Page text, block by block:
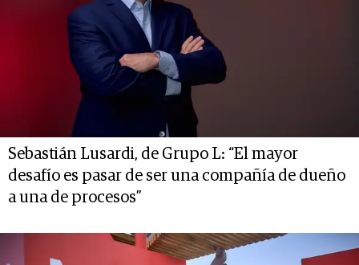
Sebastián Lusardi, de Grupo L: “El mayor
desafío es pasar de ser una compañía de dueño
a una de procesos”